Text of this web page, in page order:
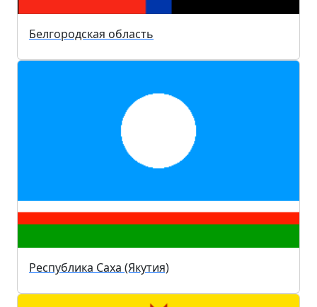
Белгородская область
Республика Саха (Якутия)